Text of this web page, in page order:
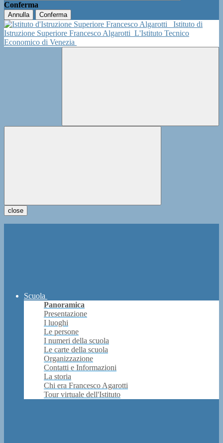
Conferma
Annulla Conferma
Istituto di
Istruzione Superiore Francesco Algarotti L'Istituto Tecnico
Economico di Venezia
close
Scuola
Panoramica
Presentazione
I luoghi
Le persone
I numeri della scuola
Le carte della scuola
Organizzazione
Contatti e Informazioni
La storia
Chi era Francesco Agarotti
Tour virtuale dell'Istituto